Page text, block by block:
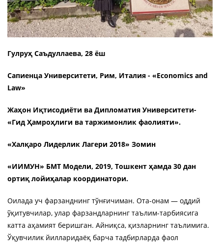
Гулруҳ Саъдуллаева, 28 ёш
Сапиенца Университети, Рим, Италия - «Economics and
Law»
Жаҳон Иқтисодиёти ва Дипломатия Университети-
«Гид Ҳамроҳлиги ва таржимонлик фаолияти».
«Халқаро Лидерлик Лагери 2018» Зомин
«ИИМУН» БМТ Модели, 2019, Тошкент ҳамда 30 дан
ортиқ лойиҳалар координатори.
Оилада уч фарзанднинг тўнғичиман. Ота-онам — оддий
ўқитувчилар, улар фарзандларнинг таълим-тарбиясига
катта аҳамият беришган. Айниқса, қизларнинг таълимига.
Ўқувчилик йилларидаёқ барча тадбирларда фаол